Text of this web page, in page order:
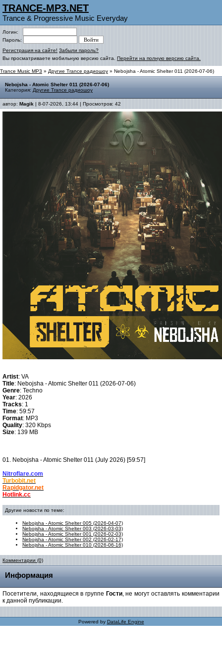
TRANCE-MP3.NET
Trance & Progressive Music Everyday
Логин:
Пароль:
Регистрация на сайте! Забыли пароль?
Вы просматриваете мобильную версию сайта. Перейти на полную версию сайта.
Trance Music MP3 » Другие Trance радиошоу » Nebojsha - Atomic Shelter 011 (2026-07-06)
Nebojsha - Atomic Shelter 011 (2026-07-06)
Категория: Другие Trance радиошоу
автор: Magik | 8-07-2026, 13:44 | Просмотров: 42
Artist: VA
Title: Nebojsha - Atomic Shelter 011 (2026-07-06)
Genre: Techno
Year: 2026
Tracks: 1
Time: 59:57
Format: MP3
Quality: 320 Kbps
Size: 139 MB
01. Nebojsha - Atomic Shelter 011 (July 2026) [59:57]
Nitroflare.com
Turbobit.net
Rapidgator.net
Hotlink.cc
Другие новости по теме:
Nebojsha - Atomic Shelter 005 (2026-04-07)
Nebojsha - Atomic Shelter 003 (2026-03-03)
Nebojsha - Atomic Shelter 001 (2026-02-03)
Nebojsha - Atomic Shelter 002 (2026-02-17)
Nebojsha - Atomic Shelter 010 (2026-06-16)
Комментарии (0)
Информация
Посетители, находящиеся в группе Гости, не могут оставлять комментарии
к данной публикации.
Powered by DataLife Engine